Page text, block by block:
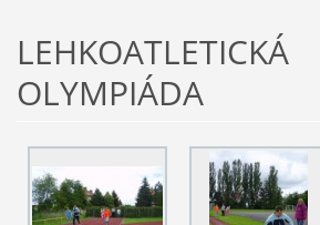
LEHKOATLETICKÁ
OLYMPIÁDA